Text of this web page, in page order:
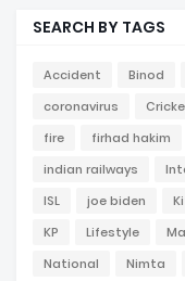
SEARCH BY TAGS
Accident Binod
coronavirus
fire
firhad hakim
indian railways
ISL
joe biden
KP
Lifestyle
National
Nimta